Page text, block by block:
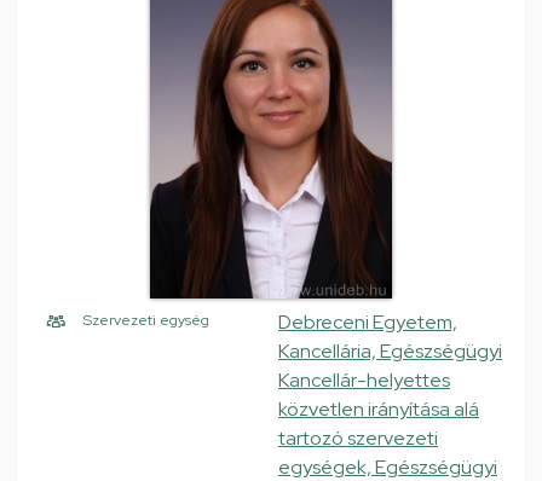
Szervezeti egység
Debreceni Egyetem,
Kancellária, Egészségügyi
Kancellár-helyettes
közvetlen irányítása alá
tartozó szervezeti
egységek, Egészségügyi